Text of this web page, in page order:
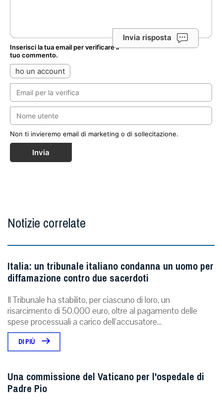
Invia risposta
Inserisci la tua email per verificare il
tuo commento.
ho un account
Non ti invieremo email di marketing o di sollecitazione.
Invia
Notizie correlate
Italia: un tribunale italiano condanna un uomo per
diffamazione contro due sacerdoti
Il Tribunale ha stabilito, per ciascuno di loro, un
risarcimento di 50.000 euro, oltre al pagamento delle
spese processuali a carico dell’accusatore...
DI PIÙ
Una commissione del Vaticano per l'ospedale di
Padre Pio